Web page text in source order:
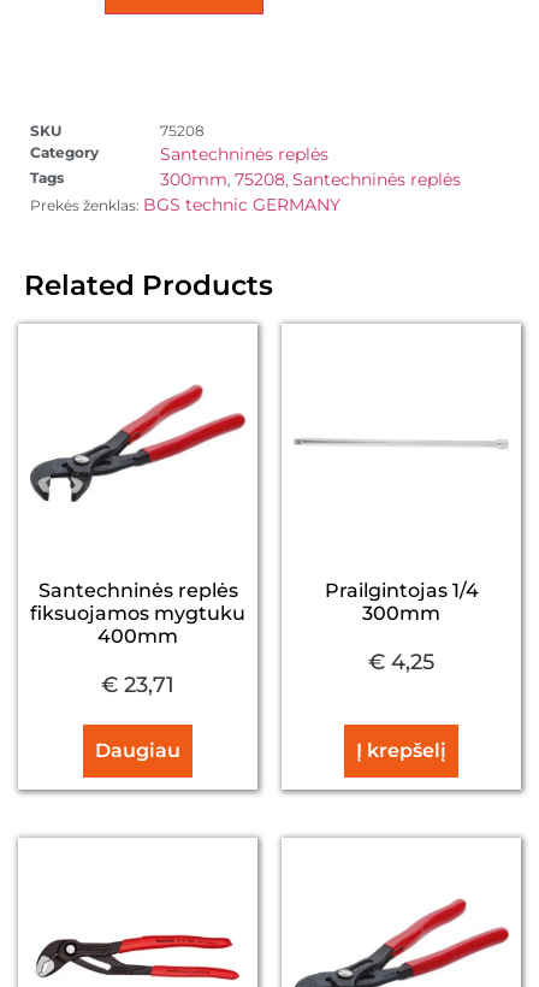
SKU
75208
Category
Santechninės replės
Tags 300mm 75208 Santechninės replės
Prekės ženklas: BGS technic GERMANY
Related Products
Santechninės replės
fiksuojamos mygtuku
400mm
€ 23,71
Daugiau
Prailgintojas 1/4
300mm
€ 4,25
Į krepšelį